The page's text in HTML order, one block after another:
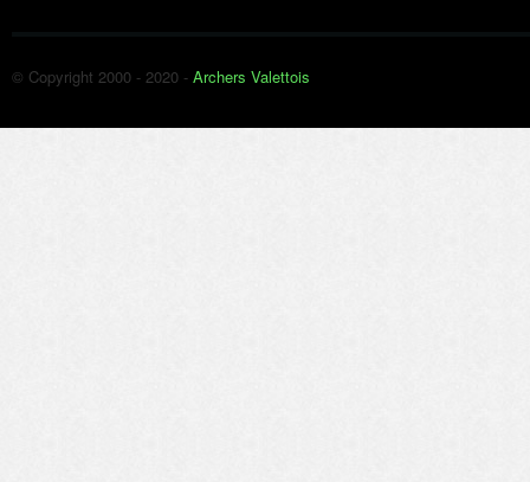
© Copyright 2000 - 2020 - Archers Valettois